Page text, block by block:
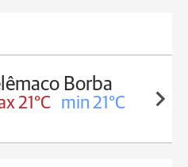
Borba
21°C min 21°C